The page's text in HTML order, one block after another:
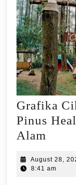
Grafika
Pinus
Alam
August 28,
8:41 am